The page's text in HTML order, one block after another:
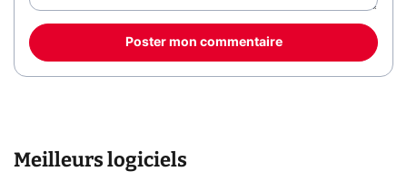
Poster mon commentaire
Meilleurs logiciels